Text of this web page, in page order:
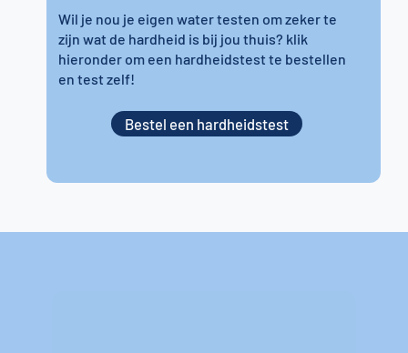
Wil je nou je eigen water testen om zeker te
zijn wat de hardheid is bij jou thuis? klik
hieronder om een hardheidstest te bestellen
en test zelf!
Bestel een hardheidstest